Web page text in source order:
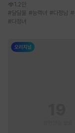
1.2만
#달달물 #능력녀 #다정남 #
#다정녀